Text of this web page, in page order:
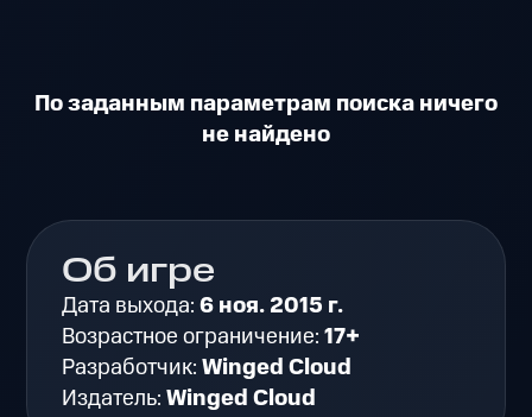
По заданным параметрам поиска ничего
не найдено
Об игре
Дата выхода:6 ноя. 2015 г.
Возрастное ограничение:17+
Разработчик:Winged Cloud
Издатель:Winged Cloud